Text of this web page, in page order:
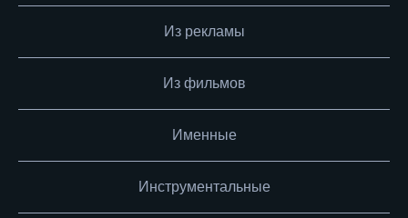
Из рекламы
Из фильмов
Именные
Инструментальные